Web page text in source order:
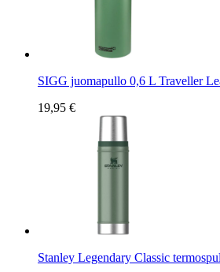
SIGG juomapullo 0,6 L Traveller
19,95 €
Stanley Legendary Classic